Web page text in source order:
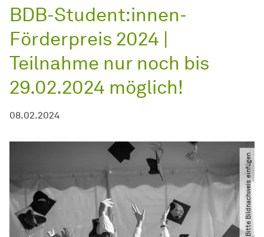
BDB-Student:innen-
Förderpreis 2024 |
Teilnahme nur noch bis
29.02.2024 möglich!
08.02.2024
Bitte Bildnachweis einfügen